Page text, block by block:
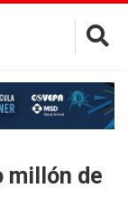
×
millón de